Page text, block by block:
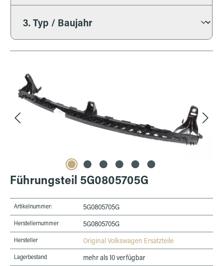
Führungsteil 5G0805705G
Artikelnummer: 5G0805705G
Herstellernummer 5G0805705G
Hersteller Original Volkswagen Ersatzteile
Lagerbestand mehr als 10 verfügbar